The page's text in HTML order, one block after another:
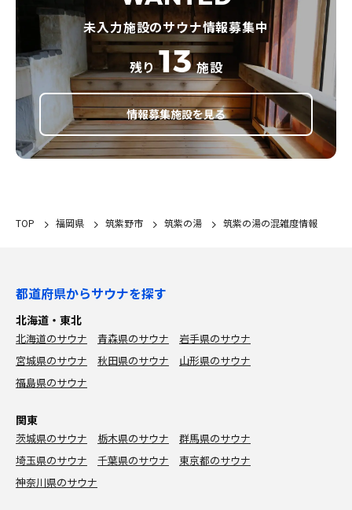
未入力施設のサウナ情報募集中
残り 13 施設
情報募集施設を見る
TOP 福岡県 筑紫野市 筑紫の湯 筑紫の湯の混雑度情報
都道府県からサウナを探す
北海道・東北
北海道のサウナ 青森県のサウナ
岩手県のサウナ
宮城県のサウナ
秋田県のサウナ
山形県のサウナ
福島県のサウナ
関東
茨城県のサウナ 栃木県のサウナ
群馬県のサウナ
埼玉県のサウナ
千葉県のサウナ
東京都のサウナ
神奈川県のサウナ